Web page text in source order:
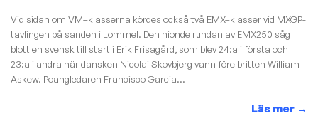
Vid sidan om VM–klasserna kördes också två EMX–klasser vid MXGP-
tävlingen på sanden i Lommel. Den nionde rundan av EMX250 såg
blott en svensk till start i Erik Frisagård, som blev 24:a i första och
23:a i andra när dansken Nicolai Skovbjerg vann före britten William
Askew. Poängledaren Francisco Garcia...
Läs mer →